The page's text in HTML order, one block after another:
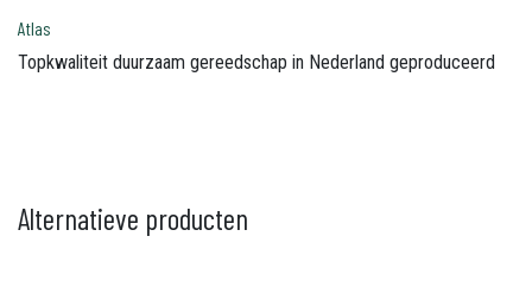
Atlas
Topkwaliteit duurzaam gereedschap in Nederland geproduceerd
Alternatieve producten